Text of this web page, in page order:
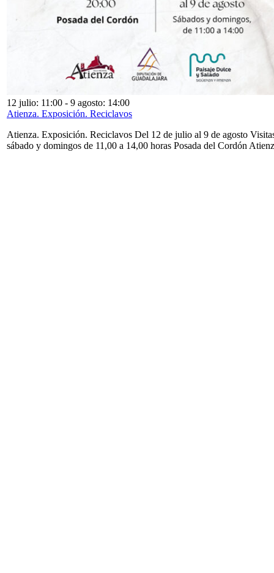
12 julio: 11:00 - 9 agosto: 14:00
Atienza. Exposición. Reciclavos
Atienza. Exposición. Reciclavos Del 12 de julio al 9 de agosto
sábado y domingos de 11,00 a 14,00 horas Posada del Cordón